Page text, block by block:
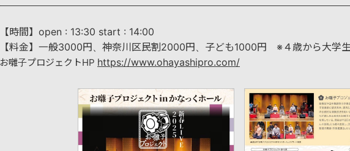
【時間】open : 13:30 start : 14:00
【料金】一般3000円、神奈川区民割2000円、子ども1000円 ※４歳から大学
​お囃子プロジェクトHP https://www.ohayashipro.com/